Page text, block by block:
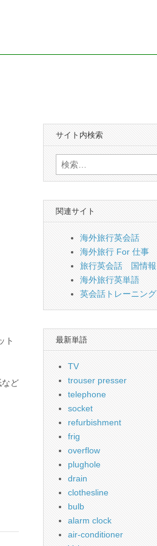
ト
など
サイト内検索
検
索:
関連サイト
海外旅行英会話
海外旅行 For 仕事
旅行英会話 国情報
海外旅行英単語
英会話トレーニング
最新単語
TV
trouser presser
telephone
socket
refurbishment
frig
overflow
plughole
drain
clothesline
bulb
alarm clock
air-conditioner